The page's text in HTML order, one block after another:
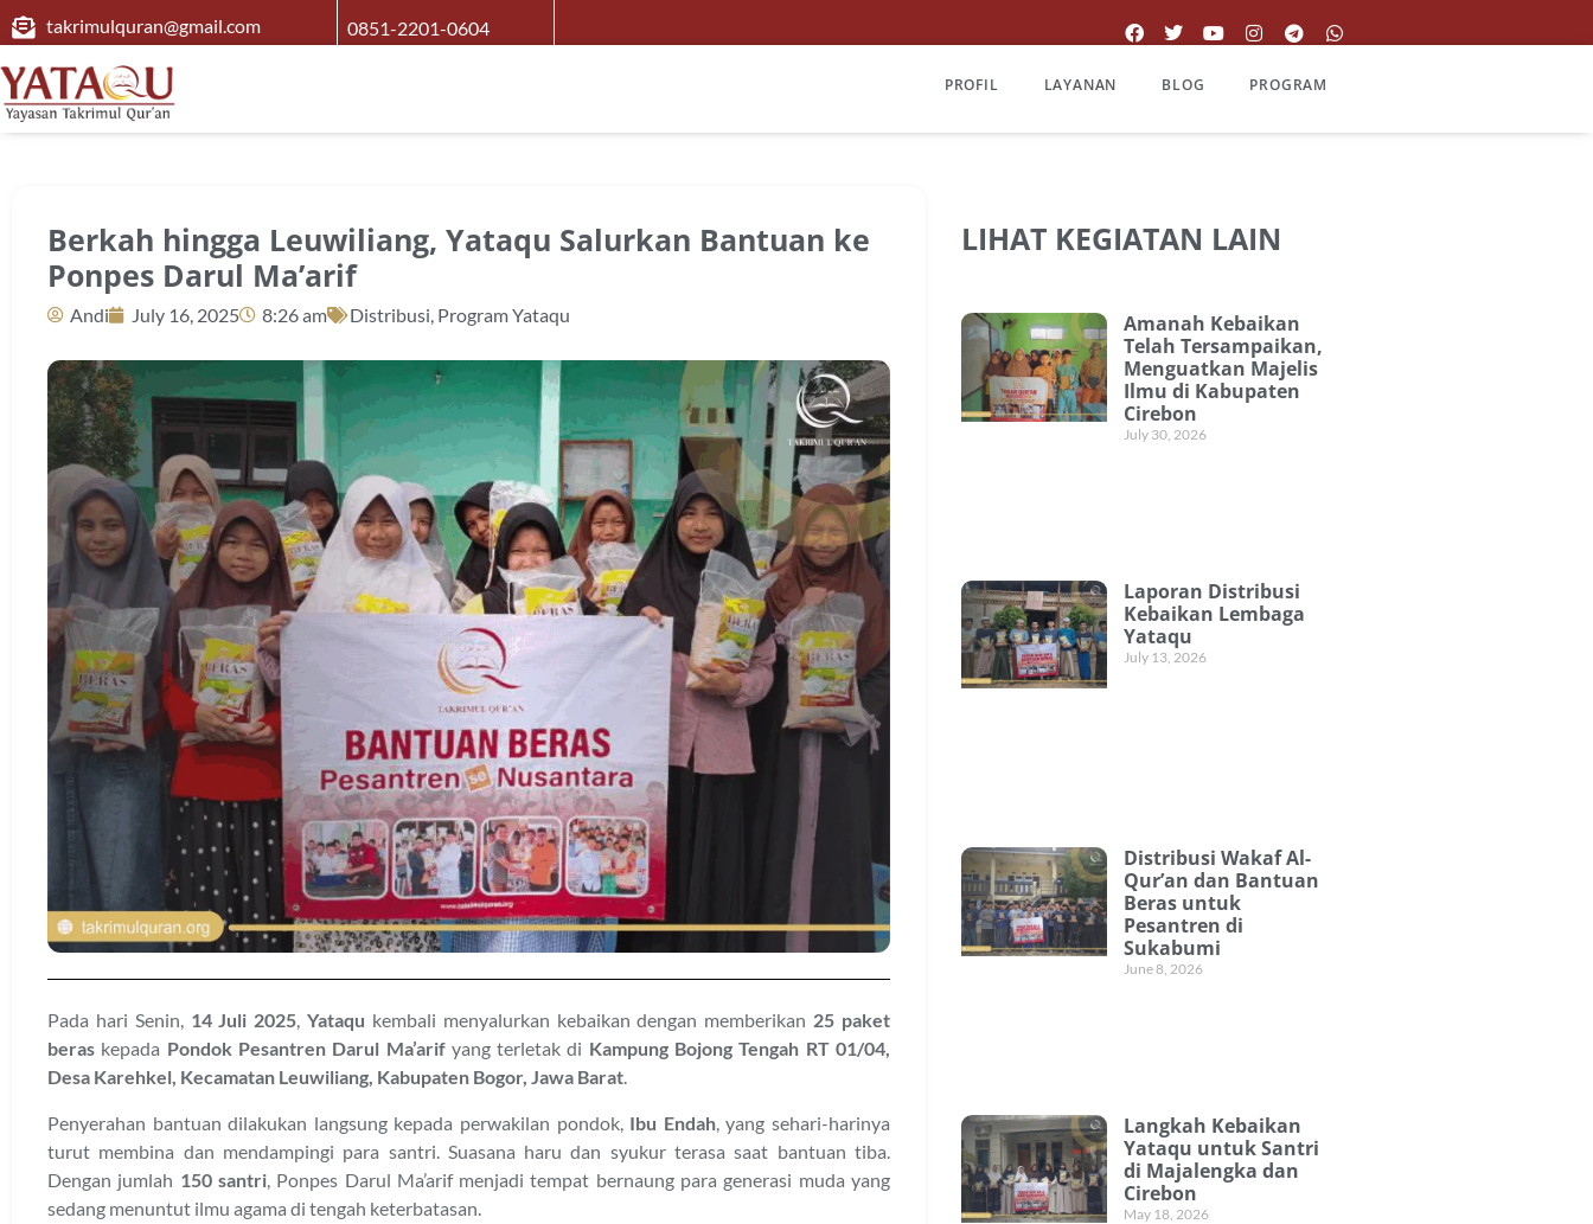
takrimulquran@gmail.com 0851-2201-0604
PROFIL LAYANAN BLOG PROGRAM
Berkah hingga Leuwiliang, Yataqu Salurkan Bantuan ke
Ponpes Darul Ma’arif
Andi July 16, 2025 8:26 am Distribusi, Program Yataqu
Pada hari Senin, 14 Juli 2025,Yataqu kembali menyalurkan kebaikan dengan memberikan 25 paket
beras kepada Pondok Pesantren Darul Ma’arifyang terletak di Kampung Bojong Tengah RT 01/04,
Desa Karehkel, Kecamatan Leuwiliang, Kabupaten Bogor, Jawa Barat.
Penyerahan bantuan dilakukan langsung kepada perwakilan pondok, Ibu Endah, yang sehari-harinya
turut membina dan mendampingi para santri. Suasana haru dan syukur terasa saat bantuan tiba.
Dengan jumlah 150 santri, Ponpes Darul Ma’arif menjadi tempat bernaung para generasi muda yang
sedang menuntut ilmu agama di tengah keterbatasan.
LIHAT KEGIATAN LAIN
Amanah Kebaikan
Telah Tersampaikan,
Menguatkan Majelis
Ilmu di Kabupaten
Cirebon
July 30, 2026
Laporan Distribusi
Kebaikan Lembaga
Yataqu
July 13, 2026
Distribusi Wakaf Al-
Qur’an dan Bantuan
Beras untuk
Pesantren di
Sukabumi
June 8, 2026
Langkah Kebaikan
Yataqu untuk Santri
di Majalengka dan
Cirebon
May 18, 2026